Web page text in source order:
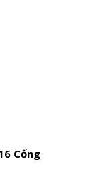
Cổng